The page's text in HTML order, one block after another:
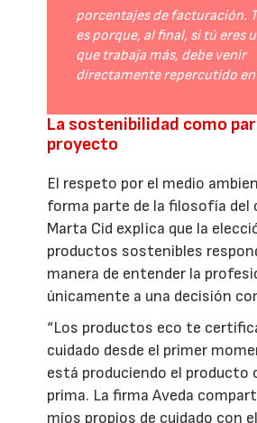
porcentajes de facturación.
es porque, al final, si tú eres
que trabaja más, debe venir
directamente repercutido en
La sostenibilidad como
proyecto
El respeto por el medio
forma parte de la filosofía del
Marta Cid explica que la
productos sostenibles
manera de entender la
únicamente a una decisión
“Los productos eco te
cuidado desde el primer
está produciendo el producto
prima. La firma Aveda
míos propios de cuidado con